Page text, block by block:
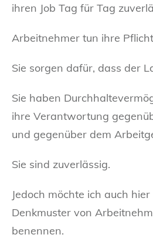
ihren Job Tag für Tag
Arbeitnehmer tun ihre
Sie sorgen dafür, dass der
Sie haben
ihre Verantwortung
und gegenüber dem
Sie sind zuverlässig.
Jedoch möchte ich auch
Denkmuster von
benennen.